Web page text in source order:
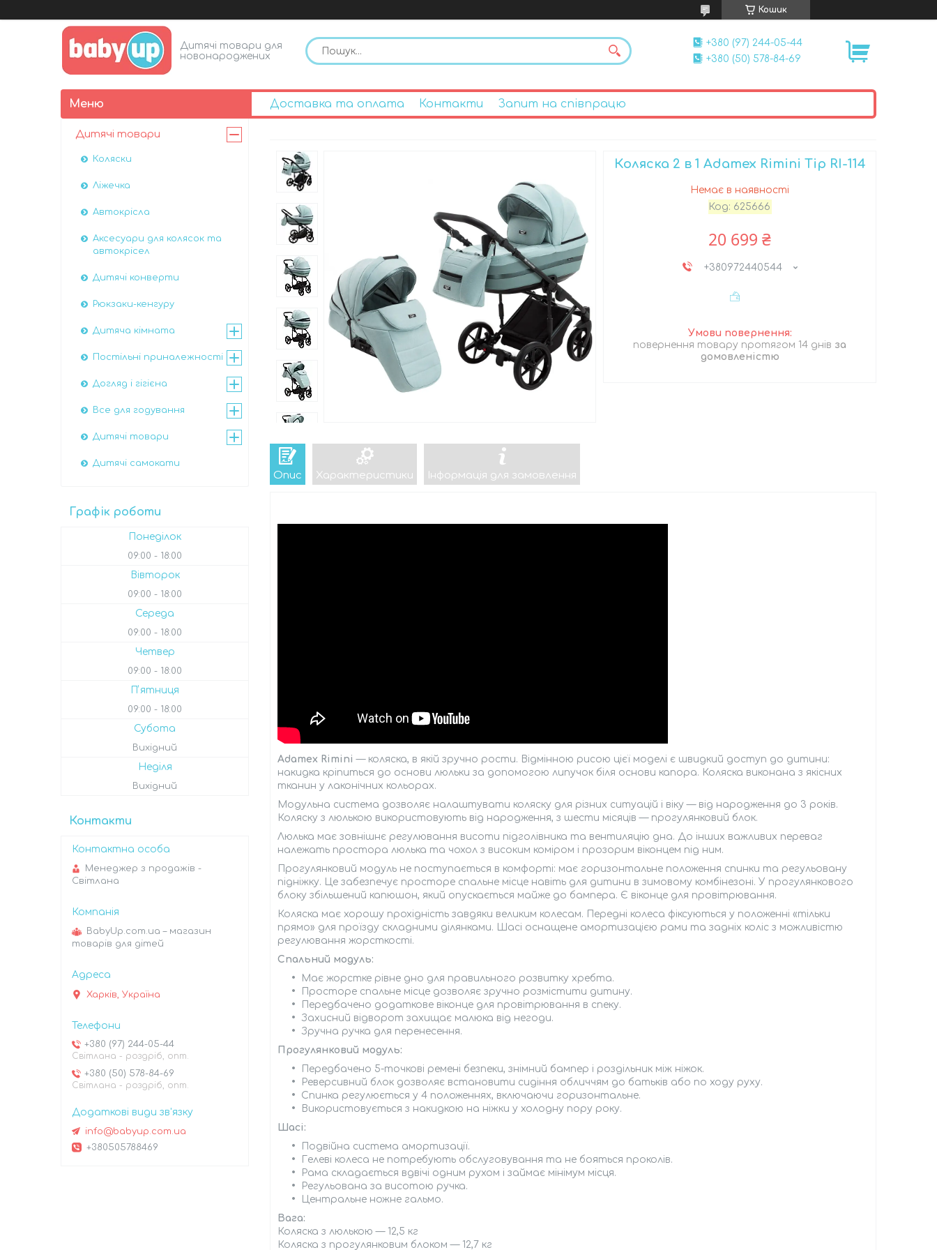
Кошик
Дитячі товари для
новонароджених
+380 (97) 244-05-44
+380 (50) 578-84-69
Доставка та оплата Контакти Запит на співпрацю
Коляска 2 в 1 Adamex Rimini Tip RI-114
Немає в наявності
Код: 625666
20 699 ₴
+380972440544
повернення товару протягом 14 днів за
домовленістю
Опис Характеристики Інформація для замовлення
Adamex Rimini — коляска, в якій зручно рости. Відмінною рисою цієї моделі є швидкий доступ до дитини:
накидка кріпиться до основи люльки за допомогою липучок біля основи капора. Коляска виконана з якісних
тканин у лаконічних кольорах.
Модульна система дозволяє налаштувати коляску для різних ситуацій і віку — від народження до 3 років.
Коляску з люлькою використовують від народження, з шести місяців — прогулянковий блок.
Люлька має зовнішнє регулювання висоти підголівника та вентиляцію дна. До інших важливих переваг
належать простора люлька та чохол з високим коміром і прозорим віконцем під ним.
Прогулянковий модуль не поступається в комфорті: має горизонтальне положення спинки та регульовану
підніжку. Це забезпечує просторе спальне місце навіть для дитини в зимовому комбінезоні. У прогулянкового
блоку збільшений капюшон, який опускається майже до бампера. Є віконце для провітрювання.
Коляска має хорошу прохідність завдяки великим колесам. Передні колеса фіксуються у положенні «тільки
прямо» для проїзду складними ділянками. Шасі оснащене амортизацією рами та задніх коліс з можливістю
регулювання жорсткості.
Спальний модуль:
Має жорстке рівне дно для правильного розвитку хребта.
Просторе спальне місце дозволяє зручно розмістити дитину.
Передбачено додаткове віконце для провітрювання в спеку.
Захисний відворот захищає малюка від негоди.
Зручна ручка для перенесення.
Прогулянковий модуль:
Передбачено 5-точкові ремені безпеки, знімний бампер і роздільник між ніжок.
Реверсивний блок дозволяє встановити сидіння обличчям до батьків або по ходу руху.
Спинка регулюється у 4 положеннях, включаючи горизонтальне.
Використовується з накидкою на ніжки у холодну пору року.
Шасі:
Подвійна система амортизації.
Гелеві колеса не потребують обслуговування та не бояться проколів.
Рама складається вдвічі одним рухом і займає мінімум місця.
Регульована за висотою ручка.
Центральне ножне гальмо.
Вага:
Коляска з люлькою — 12,5 кг
Коляска з прогулянковим блоком — 12,7 кг
Дитячі товари
Коляски
Ліжечка
Автокрісла
Аксесуари для колясок та
автокрісел
Дитячі конверти
Рюкзаки-кенгуру
Дитяча кімната
Постільні приналежності
Догляд і гігієна
Все для годування
Дитячі товари
Дитячі самокати
Графік роботи
Понеділок
09:00 18:00
Вівторок
09:00 18:00
Середа
09:00 18:00
Четвер
09:00 18:00
Пʼятниця
09:00 18:00
Субота
Вихідний
Неділя
Вихідний
Контакти
Менеджер з продажів -
Світлана
BabyUp.com.ua – магазин
товарів для дітей
Харків, Україна
+380 (97) 244-05-44
Світлана - роздріб, опт.
+380 (50) 578-84-69
Світлана - роздріб, опт.
info@babyup.com.ua
+380505788469